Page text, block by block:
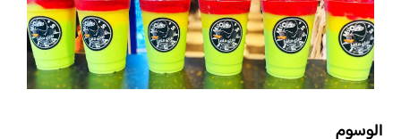
الوسوم